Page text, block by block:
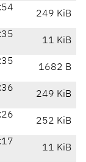
249 KiB
11 KiB
1682 B
249 KiB
252 KiB
11 KiB